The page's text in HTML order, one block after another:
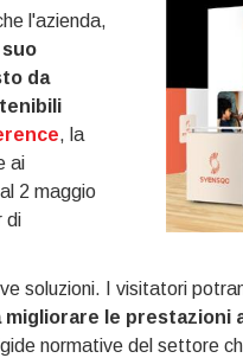
l'azienda,
da
, la
ai
2 maggio
di
soluzioni. I visitatori
le prestazioni
normative del settore